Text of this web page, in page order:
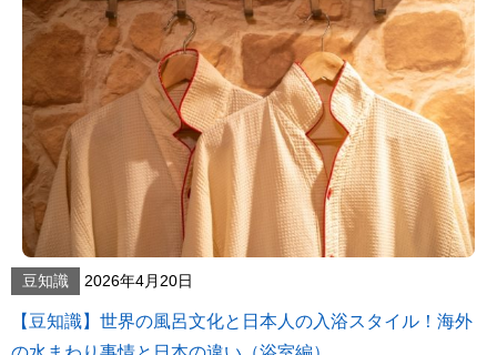
豆知識 2026年4月20日
【豆知識】世界の風呂文化と日本人の入浴スタイル！海外